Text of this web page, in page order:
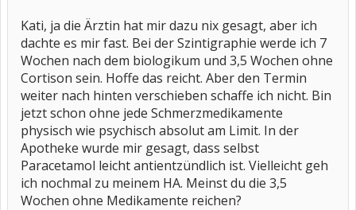
Kati, ja die Ärztin hat mir dazu nix gesagt, aber ich
dachte es mir fast. Bei der Szintigraphie werde ich 7
Wochen nach dem biologikum und 3,5 Wochen ohne
Cortison sein. Hoffe das reicht. Aber den Termin
weiter nach hinten verschieben schaffe ich nicht. Bin
jetzt schon ohne jede Schmerzmedikamente
physisch wie psychisch absolut am Limit. In der
Apotheke wurde mir gesagt, dass selbst
Paracetamol leicht antientzündlich ist. Vielleicht geh
ich nochmal zu meinem HA. Meinst du die 3,5
Wochen ohne Medikamente reichen?